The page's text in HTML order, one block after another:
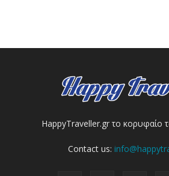
HappyTraveller.gr το κορυφαίο
Contact us: